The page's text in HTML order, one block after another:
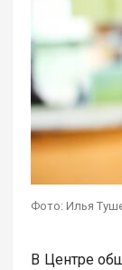
Фото: Илья
В Центре